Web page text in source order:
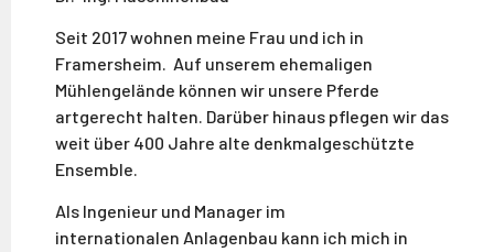
Seit 2017 wohnen meine Frau und ich in
Framersheim. Auf unserem ehemaligen
Mühlengelände können wir unsere Pferde
artgerecht halten. Darüber hinaus pflegen wir das
weit über 400 Jahre alte denkmalgeschützte
Ensemble.
Als Ingenieur und Manager im
internationalen Anlagenbau kann ich mich in